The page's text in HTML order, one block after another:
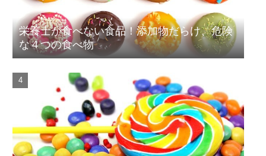
栄養士が食べない食品！添加物だらけ、危険
な４つの食べ物